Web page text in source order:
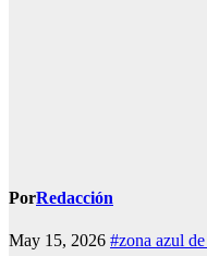
PorRedacción
May 15, 2026 #zona azul